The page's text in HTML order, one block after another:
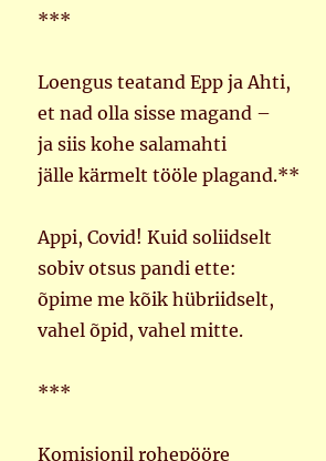
***
Loengus teatand Epp ja Ahti,
et nad olla sisse magand –
ja siis kohe salamahti
jälle kärmelt tööle plagand.**
Appi, Covid! Kuid soliidselt
sobiv otsus pandi ette:
õpime me kõik hübriidselt,
vahel õpid, vahel mitte.
***
Komisjonil rohepööre